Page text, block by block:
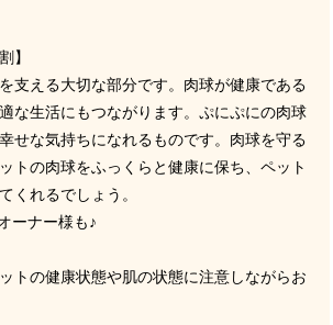
】
支える大切な部分です。肉球が健康である
な生活にもつながります。ぷにぷにの肉球
せな気持ちになれるものです。肉球を守る
トの肉球をふっくらと健康に保ち、ペット
くれるでしょう。
ーナー様も♪
トの健康状態や肌の状態に注意しながらお